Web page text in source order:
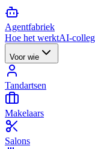
Agentfabriek
Hoe het werktAI-
Voor wie
Tandartsen
Makelaars
Salons